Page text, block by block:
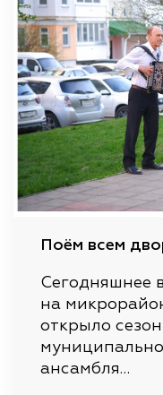
Поём всем
Сегодняшнее
на
открыло
ансамбля…